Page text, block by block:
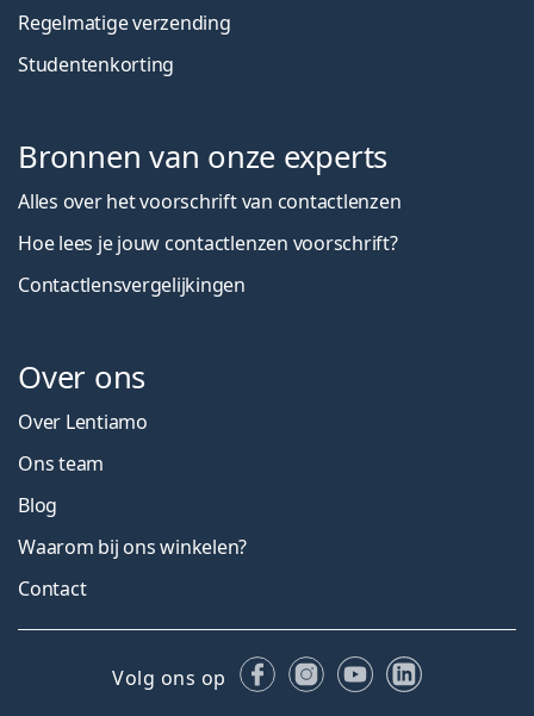
Regelmatige verzending
Studentenkorting
Bronnen van onze experts
Alles over het voorschrift van contactlenzen
Hoe lees je jouw contactlenzen voorschrift?
Contactlensvergelijkingen
Over ons
Over Lentiamo
Ons team
Blog
Waarom bij ons winkelen?
Contact
Volg ons op FacebookInstagram
YouTubeLinkedIn